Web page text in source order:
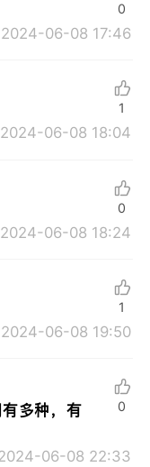
2024-06-08 17:46
0
2024-06-08 18:04
1
2024-06-08 18:24
0
2024-06-08 19:50
1
多种，有
06-08 22:33
0